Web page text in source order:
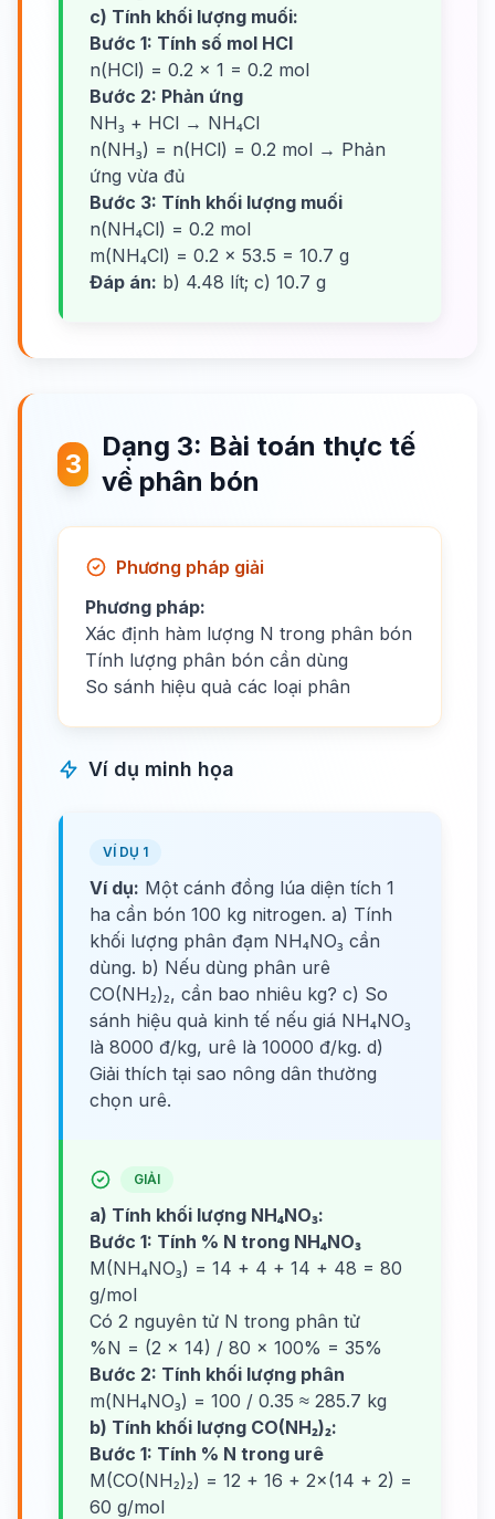
c) Tính khối lượng muối:
Bước 1: Tính số mol HCl
n(HCl) = 0.2 × 1 = 0.2 mol
Bước 2: Phản ứng
NH₃ + HCl → NH₄Cl
n(NH₃) = n(HCl) = 0.2 mol → Phản
ứng vừa đủ
Bước 3: Tính khối lượng muối
n(NH₄Cl) = 0.2 mol
m(NH₄Cl) = 0.2 × 53.5 = 10.7 g
Đáp án: b) 4.48 lít; c) 10.7 g
3
Dạng 3: Bài toán thực tế
về phân bón
Phương pháp giải
Phương pháp:
Xác định hàm lượng N trong phân bón
Tính lượng phân bón cần dùng
So sánh hiệu quả các loại phân
Ví dụ minh họa
VÍ DỤ 1
Ví dụ: Một cánh đồng lúa diện tích 1
ha cần bón 100 kg nitrogen. a) Tính
khối lượng phân đạm NH₄NO₃ cần
dùng. b) Nếu dùng phân urê
CO(NH₂)₂, cần bao nhiêu kg? c) So
sánh hiệu quả kinh tế nếu giá NH₄NO₃
là 8000 đ/kg, urê là 10000 đ/kg. d)
Giải thích tại sao nông dân thường
chọn urê.
GIẢI
a) Tính khối lượng NH₄NO₃:
Bước 1: Tính % N trong NH₄NO₃
M(NH₄NO₃) = 14 + 4 + 14 + 48 = 80
g/mol
Có 2 nguyên tử N trong phân tử
%N = (2 × 14) / 80 × 100% = 35%
Bước 2: Tính khối lượng phân
m(NH₄NO₃) = 100 / 0.35 ≈ 285.7 kg
b) Tính khối lượng CO(NH₂)₂:
Bước 1: Tính % N trong urê
M(CO(NH₂)₂) = 12 + 16 + 2×(14 + 2) =
60 g/mol